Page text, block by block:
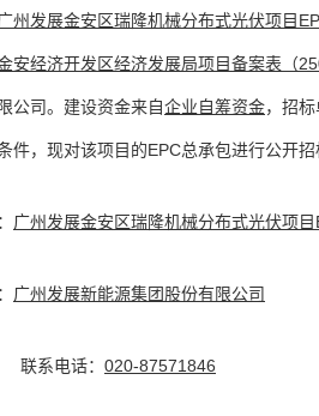
州发展金安区瑞隆机械分布式光伏项目
安经济开发区经济发展局项目备案表（
公司。建设资金来自企业自筹资金，招
件，现对该项目的EPC总承包进行公开
广州发展金安区瑞隆机械分布式光伏项目
广州发展新能源集团股份有限公司
联系电话： 020-87571846